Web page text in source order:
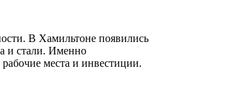
В Хамильтоне появились
и стали. Именно
рабочие места и инвестиции.